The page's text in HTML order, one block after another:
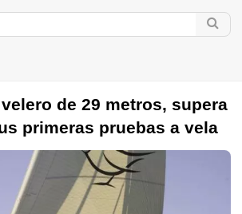
lujo Yates de lujo Concept Boat
de Mónaco
de 29 metros, supera
primeras pruebas a vela